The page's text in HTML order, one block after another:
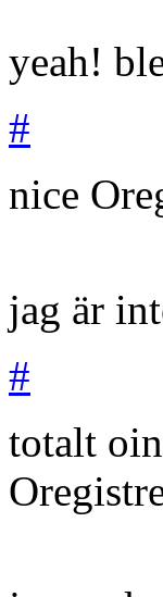
yeah!
#
nice
jag är
#
totalt